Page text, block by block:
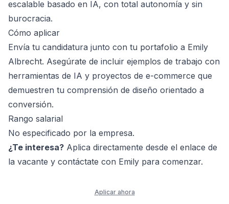
escalable basado en IA, con total autonomía y sin
burocracia.
Cómo aplicar
Envía tu candidatura junto con tu portafolio a Emily
Albrecht. Asegúrate de incluir ejemplos de trabajo con
herramientas de IA y proyectos de e-commerce que
demuestren tu comprensión de diseño orientado a
conversión.
Rango salarial
No especificado por la empresa.
¿Te interesa? Aplica directamente desde el enlace de
la vacante y contáctate con Emily para comenzar.
Aplicar ahora